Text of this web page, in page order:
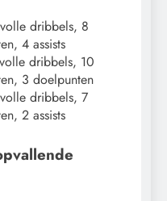
dribbels, 8
4 assists
dribbels, 10
3 doelpunten
dribbels, 7
2 assists